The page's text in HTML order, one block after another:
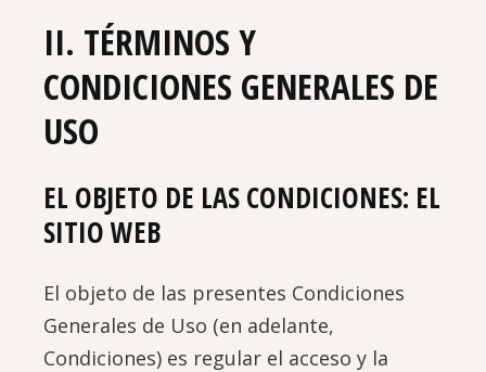
II. TÉRMINOS Y
CONDICIONES GENERALES DE
USO
EL OBJETO DE LAS CONDICIONES: EL
SITIO WEB
El objeto de las presentes Condiciones
Generales de Uso (en adelante,
Condiciones) es regular el acceso y la